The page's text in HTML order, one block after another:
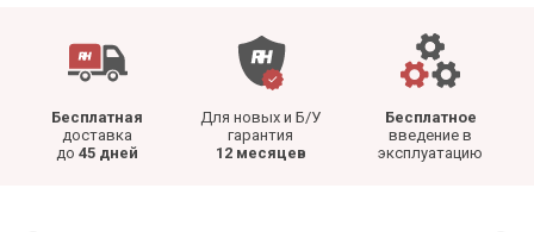
Бесплатная
доставка
до 45 дней
Для новых и Б/У
гарантия
12 месяцев
Бесплатное
введение в
эксплуатацию